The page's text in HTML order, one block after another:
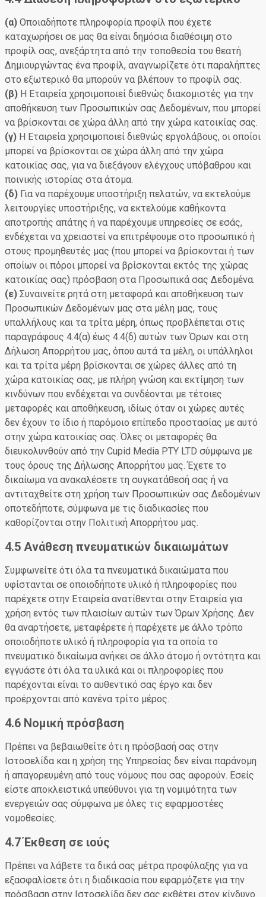
(α) Οποιαδήποτε πληροφορία προφίλ που έχετε
καταχωρήσει σε μας θα είναι δημόσια διαθέσιμη στο
προφίλ σας, ανεξάρτητα από την τοποθεσία του θεατή.
Δημιουργώντας ένα προφίλ, αναγνωρίζετε ότι παραλήπτες
στο εξωτερικό θα μπορούν να βλέπουν το προφίλ σας.
(β) Η Εταιρεία χρησιμοποιεί διεθνώς διακομιστές για την
αποθήκευση των Προσωπικών σας Δεδομένων, που μπορεί
να βρίσκονται σε χώρα άλλη από την χώρα κατοικίας σας.
(γ) Η Εταιρεία χρησιμοποιεί διεθνώς εργολάβους, οι οποίοι
μπορεί να βρίσκονται σε χώρα άλλη από την χώρα
κατοικίας σας, για να διεξάγουν ελέγχους υπόβαθρου και
ποινικής ιστορίας στα άτομα.
(δ) Για να παρέχουμε υποστήριξη πελατών, να εκτελούμε
λειτουργίες υποστήριξης, να εκτελούμε καθήκοντα
αποτροπής απάτης ή να παρέχουμε υπηρεσίες σε εσάς,
ενδέχεται να χρειαστεί να επιτρέψουμε στο προσωπικό ή
στους προμηθευτές μας (που μπορεί να βρίσκονται ή των
οποίων οι πόροι μπορεί να βρίσκονται εκτός της χώρας
κατοικίας σας) πρόσβαση στα Προσωπικά σας Δεδομένα.
(ε) Συναινείτε ρητά στη μεταφορά και αποθήκευση των
Προσωπικών Δεδομένων μας στα μέλη μας, τους
υπαλλήλους και τα τρίτα μέρη, όπως προβλέπεται στις
παραγράφους 4.4(α) έως 4.4(δ) αυτών των Όρων και στη
Δήλωση Απορρήτου μας, όπου αυτά τα μέλη, οι υπάλληλοι
και τα τρίτα μέρη βρίσκονται σε χώρες άλλες από τη
χώρα κατοικίας σας, με πλήρη γνώση και εκτίμηση των
κινδύνων που ενδέχεται να συνδέονται με τέτοιες
μεταφορές και αποθήκευση, ιδίως όταν οι χώρες αυτές
δεν έχουν το ίδιο ή παρόμοιο επίπεδο προστασίας με αυτό
στην χώρα κατοικίας σας. Όλες οι μεταφορές θα
διευκολυνθούν από την Cupid Media PTY LTD σύμφωνα με
τους όρους της Δήλωσης Απορρήτου μας. Έχετε το
δικαίωμα να ανακαλέσετε τη συγκατάθεσή σας ή να
αντιταχθείτε στη χρήση των Προσωπικών σας Δεδομένων
οποτεδήποτε, σύμφωνα με τις διαδικασίες που
καθορίζονται στην Πολιτική Απορρήτου μας.
4.5 Ανάθεση πνευματικών δικαιωμάτων
Συμφωνείτε ότι όλα τα πνευματικά δικαιώματα που
υφίστανται σε οποιοδήποτε υλικό ή πληροφορίες που
παρέχετε στην Εταιρεία ανατίθενται στην Εταιρεία για
χρήση εντός των πλαισίων αυτών των Όρων Χρήσης. Δεν
θα αναρτήσετε, μεταφέρετε ή παρέχετε με άλλο τρόπο
οποιοδήποτε υλικό ή πληροφορία για τα οποία το
πνευματικό δικαίωμα ανήκει σε άλλο άτομο ή οντότητα και
εγγυάστε ότι όλα τα υλικά και οι πληροφορίες που
παρέχονται είναι το αυθεντικό σας έργο και δεν
προέρχονται από κανένα τρίτο μέρος.
4.6 Νομική πρόσβαση
Πρέπει να βεβαιωθείτε ότι η πρόσβασή σας στην
Ιστοσελίδα και η χρήση της Υπηρεσίας δεν είναι παράνομη
ή απαγορευμένη από τους νόμους που σας αφορούν. Εσείς
είστε αποκλειστικά υπεύθυνοι για τη νομιμότητα των
ενεργειών σας σύμφωνα με όλες τις εφαρμοστέες
νομοθεσίες.
4.7 Έκθεση σε ιούς
Πρέπει να λάβετε τα δικά σας μέτρα προφύλαξης για να
εξασφαλίσετε ότι η διαδικασία που εφαρμόζετε για την
πρόσβαση στην Ιστοσελίδα δεν σας εκθέτει στον κίνδυνο